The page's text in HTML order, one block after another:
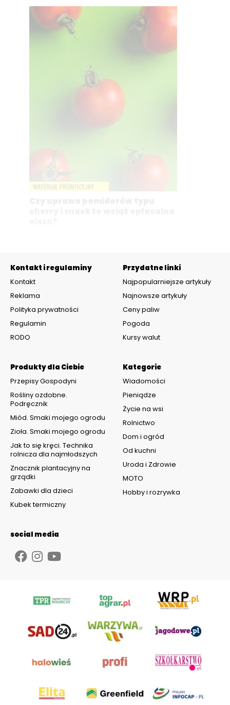
Kontakt i regulaminy
Kontakt
Reklama
Polityka prywatności
Regulamin
RODO
Kategorie
Wiadomości
Pieniądze
Życie na wsi
Rolnictwo
Dom i ogród
Od kuchni
Uroda i Zdrowie
MOTO
Hobby i rozrywka
Produkty dla Ciebie
Przepisy Gospodyni
Rośliny ozdobne.
Podręcznik
Miód. Smaki mojego ogrodu
Zioła. Smaki mojego ogrodu
Jak to się kręci. Technika
rolnicza dla najmłodszych
Znacznik plantacyjny na
grządki
Zabawki dla dzieci
Kubek termiczny
Przydatne linki
Najpopularniejsze artykuły
Najnowsze artykuły
Ceny paliw
Pogoda
Kursy walut
social media